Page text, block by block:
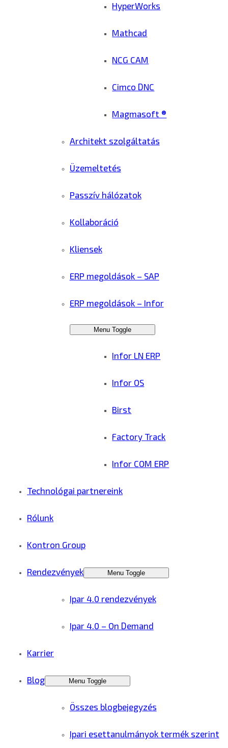
HyperWorks
Mathcad
NCG CAM
Cimco DNC
Magmasoft ®
Architekt szolgáltatás
Üzemeltetés
Passzív hálózatok
Kollaboráció
Kliensek
ERP megoldások – SAP
ERP megoldások – Infor
Menu Toggle
Infor LN ERP
Infor OS
Birst
Factory Track
Infor COM ERP
Technológai partnereink
Rólunk
Kontron Group
Rendezvények Menu Toggle
Ipar 4.0 rendezvények
Ipar 4.0 – On Demand
Karrier
Blog Menu Toggle
Összes blogbejegyzés
Ipari esettanulmányok termék szerint